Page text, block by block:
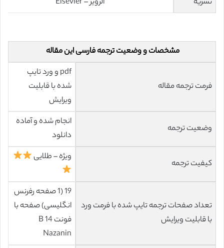
مشخصات و وضعیت ترجمه فارسی این مقاله
فرمت ترجمه مقاله
pdf و ورد تایپ
شده با قابلیت
ویرایش
وضعیت ترجمه
انجام شده و آماده
دانلود
کیفیت ترجمه
ویژه – طلایی
تعداد صفحات ترجمه تایپ شده با فرمت ورد
با قابلیت ویرایش
19 (1 صفحه رفرنس
انگلیسی) صفحه با
فونت 14 B
Nazanin